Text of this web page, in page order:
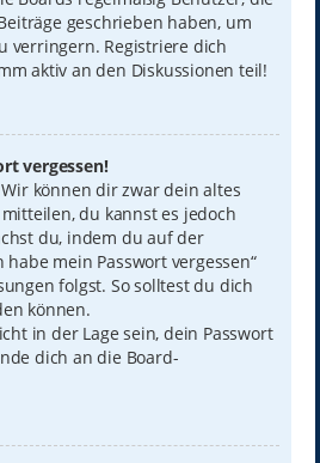
geschrieben haben, um
verringern. Registriere dich
aktiv an den Diskussionen teil!
vergessen!
können dir zwar dein altes
du kannst es jedoch
du, indem du auf der
habe mein Passwort vergessen“
folgst. So solltest du dich
können.
in der Lage sein, dein Passwort
dich an die Board-